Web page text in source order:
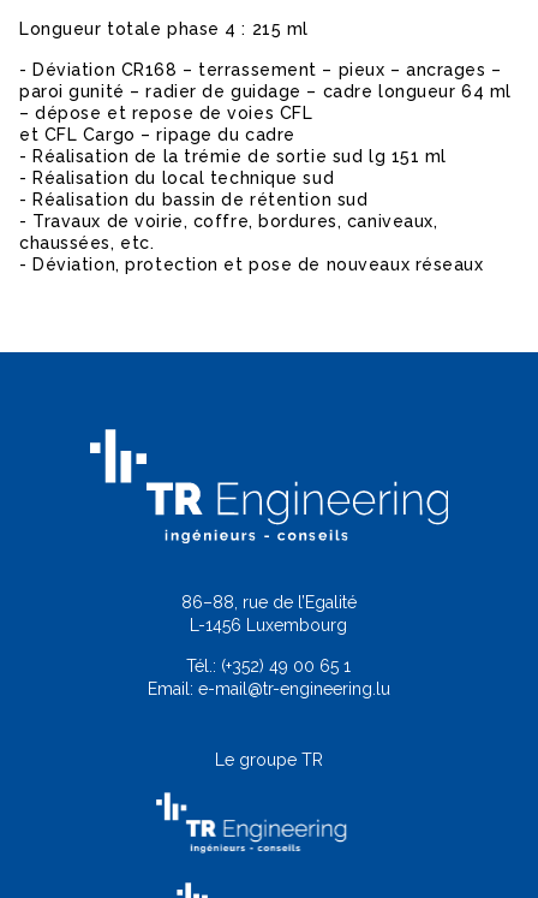
Longueur totale phase 4 : 215 ml
- Déviation CR168 – terrassement – pieux – ancrages –
paroi gunité – radier de guidage – cadre longueur 64 ml
– dépose et repose de voies CFL
et CFL Cargo – ripage du cadre
- Réalisation de la trémie de sortie sud lg 151 ml
- Réalisation du local technique sud
- Réalisation du bassin de rétention sud
- Travaux de voirie, coffre, bordures, caniveaux,
chaussées, etc.
- Déviation, protection et pose de nouveaux réseaux
Le groupe TR
86–88, rue de l’Egalité
L-1456 Luxembourg
Tél.: (+352) 49 00 65 1
Email: e-mail@tr-engineering.lu